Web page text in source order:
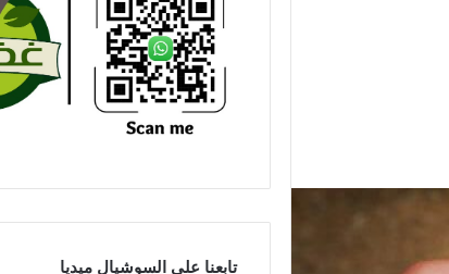
تابعنا على السوشيال ميديا